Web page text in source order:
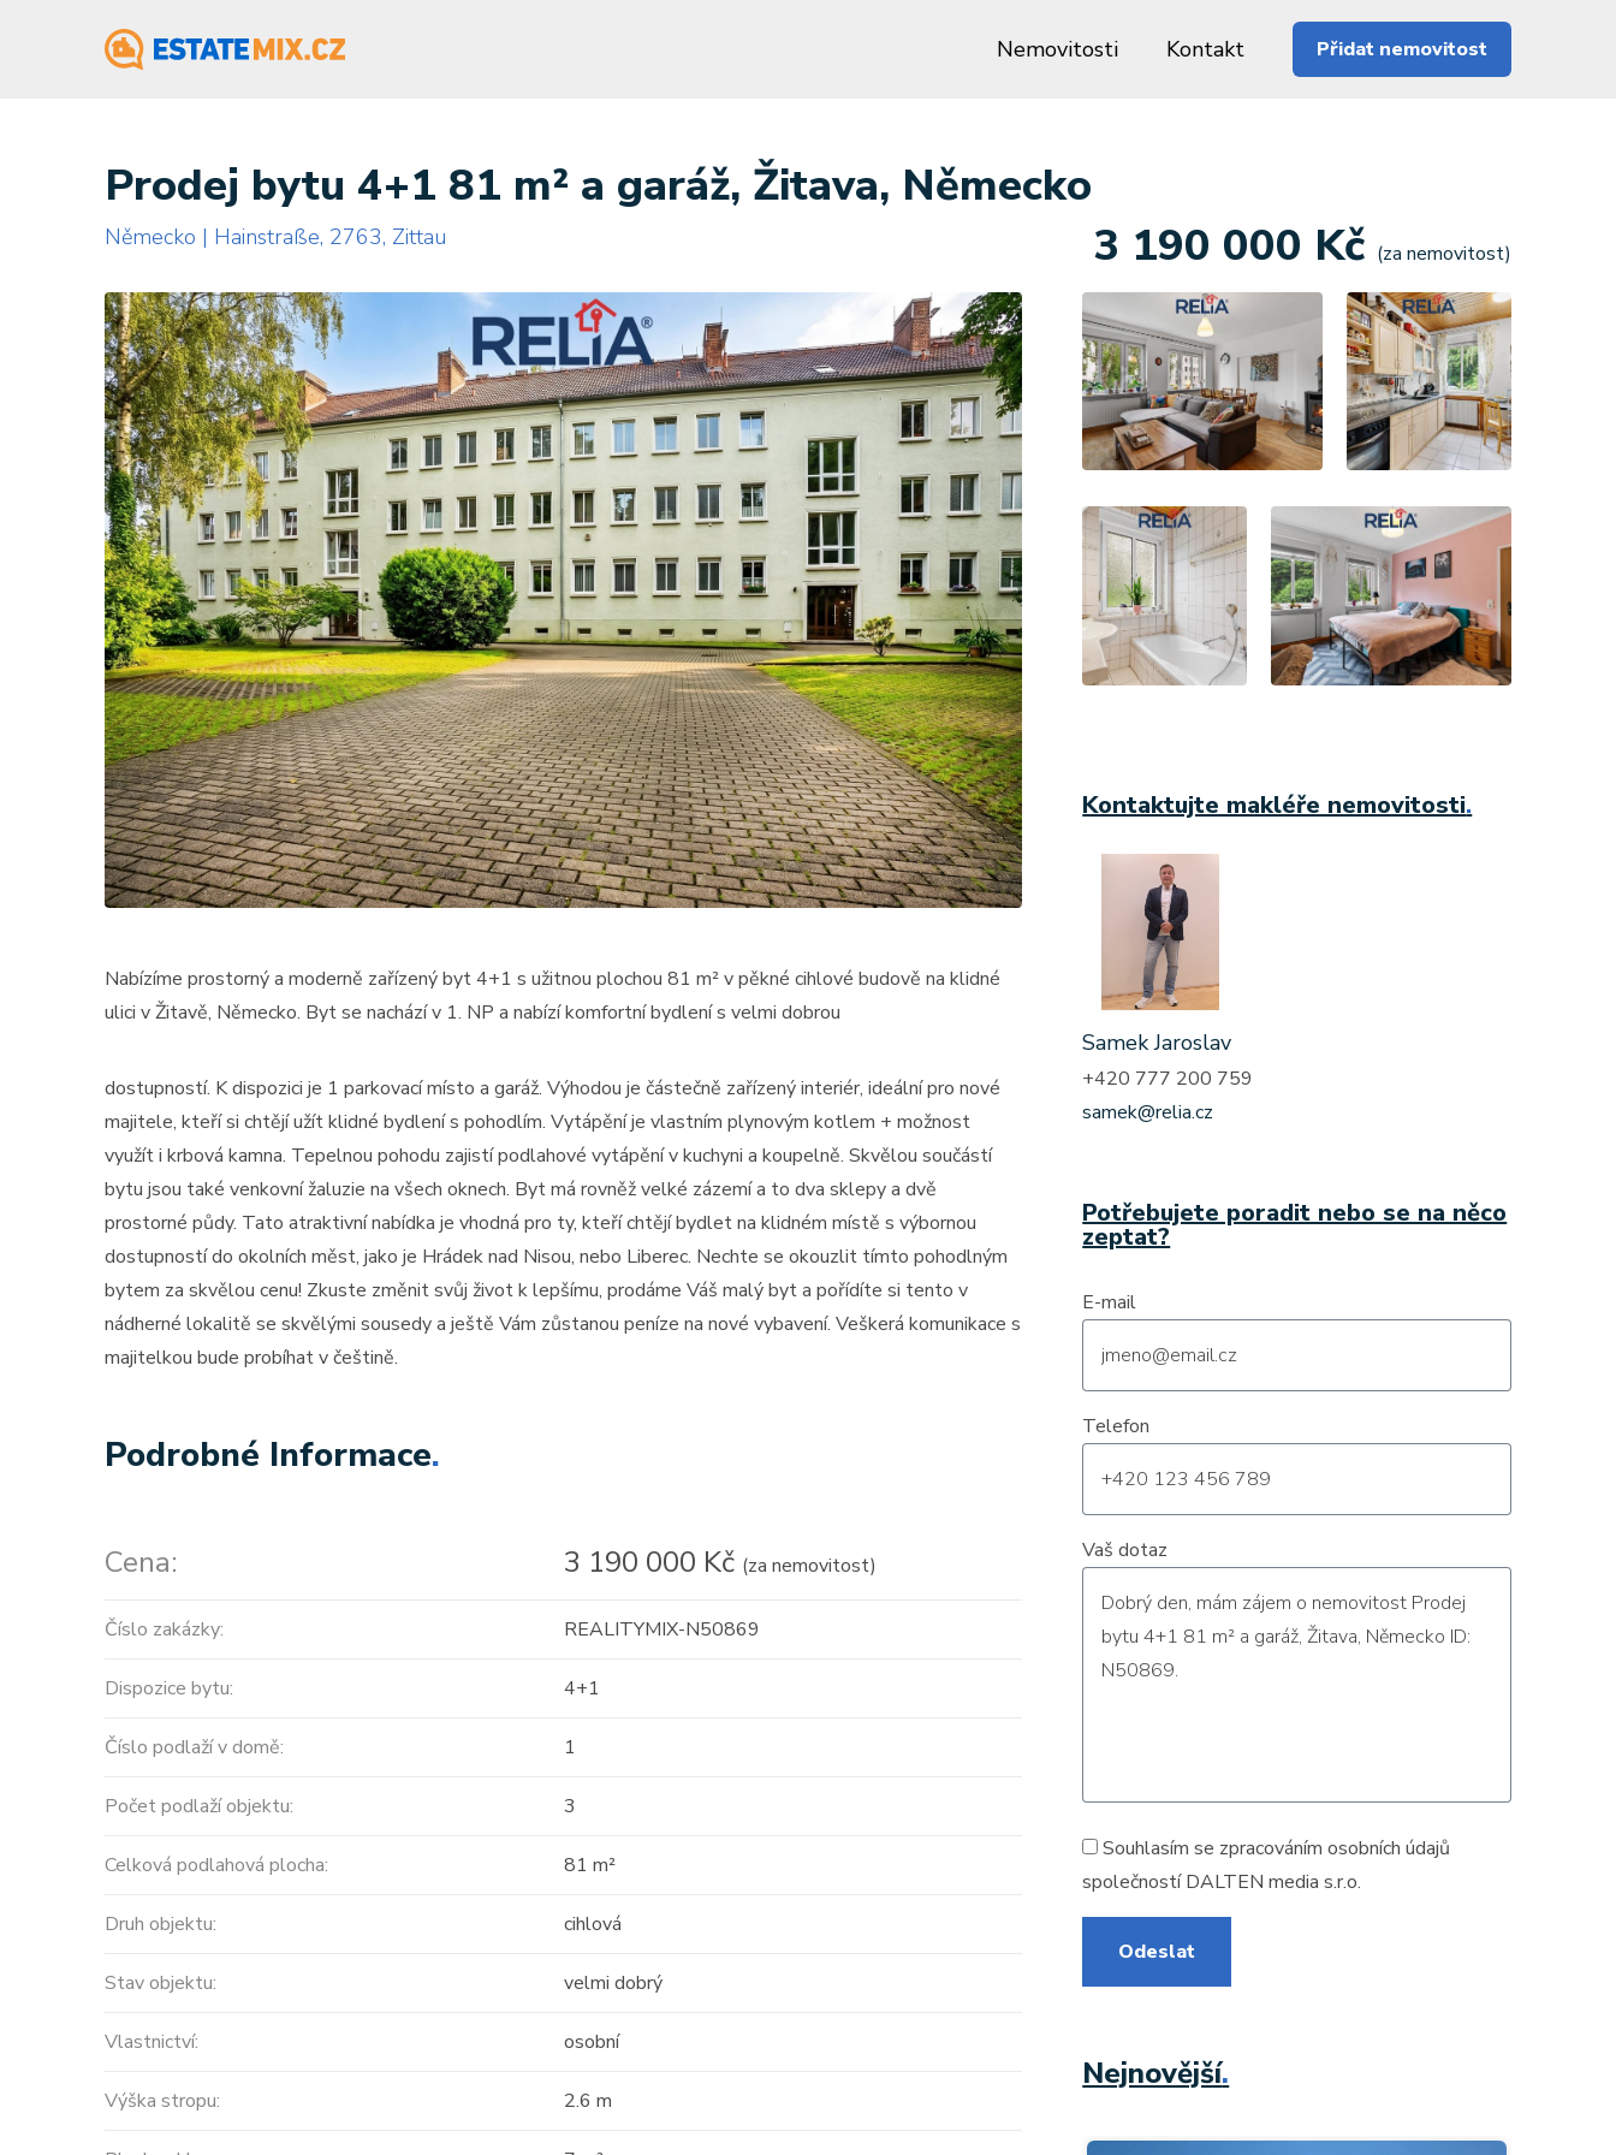
Nemovitosti Kontakt Přidat nemovitost
Prodej bytu 4+1 81 m² a garáž, Žitava, Německo
Německo | Hainstraße, 2763, Zittau 3 190 000 Kč (za nemovitost)
Nabízíme prostorný a moderně zařízený byt 4+1 s užitnou plochou 81 m² v pěkné cihlové budově na klidné
ulici v Žitavě, Německo. Byt se nachází v 1. NP a nabízí komfortní bydlení s velmi dobrou
dostupností. K dispozici je 1 parkovací místo a garáž. Výhodou je částečně zařízený interiér, ideální pro nové
majitele, kteří si chtějí užít klidné bydlení s pohodlím. Vytápění je vlastním plynovým kotlem + možnost
využít i krbová kamna. Tepelnou pohodu zajistí podlahové vytápění v kuchyni a koupelně. Skvělou součástí
bytu jsou také venkovní žaluzie na všech oknech. Byt má rovněž velké zázemí a to dva sklepy a dvě
prostorné půdy. Tato atraktivní nabídka je vhodná pro ty, kteří chtějí bydlet na klidném místě s výbornou
dostupností do okolních měst, jako je Hrádek nad Nisou, nebo Liberec. Nechte se okouzlit tímto pohodlným
bytem za skvělou cenu! Zkuste změnit svůj život k lepšímu, prodáme Váš malý byt a pořídíte si tento v
nádherné lokalitě se skvělými sousedy a ještě Vám zůstanou peníze na nové vybavení. Veškerá komunikace s
majitelkou bude probíhat v češtině.
Podrobné Informace.
Cena: 3 190 000 Kč (za nemovitost)
Číslo zakázky: REALITYMIX-N50869
Dispozice bytu: 4+1
Číslo podlaží v domě: 1
Počet podlaží objektu: 3
Celková podlahová plocha: 81 m²
Druh objektu: cihlová
Stav objektu: velmi dobrý
Vlastnictví: osobní
Výška stropu: 2.6 m
Kontaktujte makléře nemovitosti.
Samek Jaroslav
+420 777 200 759
samek@relia.cz
Potřebujete poradit nebo se na něco
zeptat?
E-mail
Telefon
Vaš dotaz
Souhlasím se zpracovánímosobních údajů
společností DALTEN media s.r.o.
Odeslat
Nejnovější.